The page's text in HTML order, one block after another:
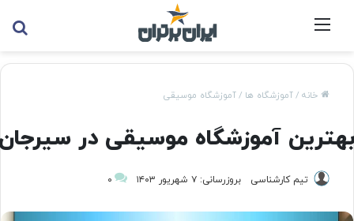
خانه /آموزشگاه ها /آموزشگاه موسیقی
آموزشگاه موسیقی در
تیم کارشناسی بروزرسانی: ۷ شهریور ۱۴۰۳ ۰